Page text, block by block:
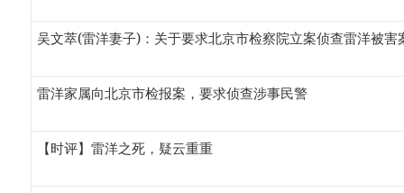
吴文萃(雷洋妻子)：关于要求北京市检察院立案侦查雷洋被害
雷洋家属向北京市检报案，要求侦查涉事民警
【时评】雷洋之死，疑云重重